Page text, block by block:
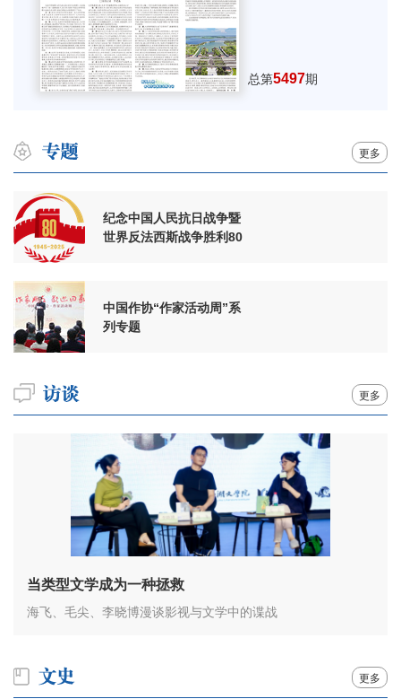
总第5497期
更多
纪念中国人民抗日战争暨
世界反法西斯战争胜利80
中国作协“作家活动周”系
列专题
更多
当类型文学成为一种拯救
海飞、毛尖、李晓博漫谈影视与文学中的谍战
更多